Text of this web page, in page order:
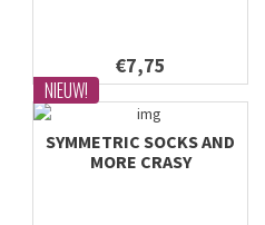
€7,75
NIEUW!
SYMMETRIC SOCKS AND
MORE CRASY